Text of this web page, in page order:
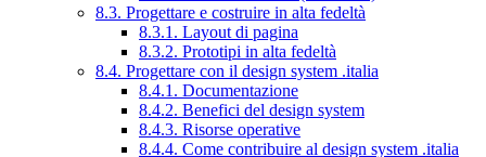
8.3. Progettare e costruire in alta fedeltà
8.3.1. Layout di pagina
8.3.2. Prototipi in alta fedeltà
8.4. Progettare con il design system .italia
8.4.1. Documentazione
8.4.2. Benefici del design system
8.4.3. Risorse operative
8.4.4. Come contribuire al design system .italia